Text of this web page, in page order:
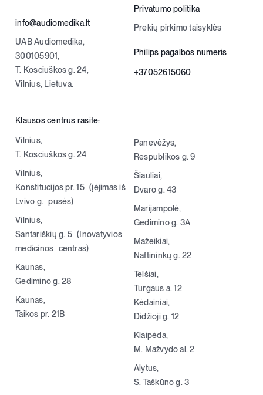
info@audiomedika.lt
UAB Audiomedika,
300105901,
T. Kosciuškos g. 24,
Vilnius, Lietuva.
Privatumo politika
Prekių pirkimo taisyklės
Philips pagalbos numeris
+37052615060
Klausos centrus rasite:
Vilnius,
T. Kosciuškos g. 24
Vilnius,
Konstitucijos pr. 15 (įėjimas iš
Lvivo g. pusės)
Vilnius,
Santariškių g. 5 (Inovatyvios
medicinos centras)
Kaunas,
Gedimino g. 28
Kaunas,
Taikos pr. 21B
Panevėžys,
Respublikos g. 9
Šiauliai,
Dvaro g. 43
Marijampolė,
Gedimino g. 3A
Mažeikiai,
Naftininkų g. 22
Telšiai,
Turgaus a. 12
Kėdainiai,
Didžioji g. 12
Klaipėda,
M. Mažvydo al. 2
Alytus,
S. Taškūno g. 3